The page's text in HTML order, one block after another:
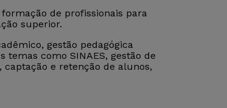
de profissionais para
superior.
gestão pedagógica
como SINAES, gestão de
e retenção de alunos,